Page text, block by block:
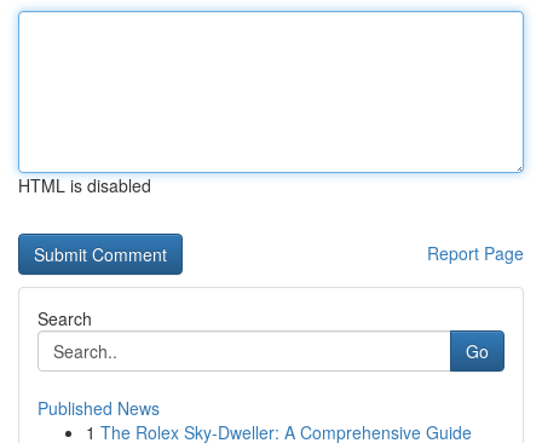
HTML is disabled
Report Page
Search
Go
Published News
1 The Rolex Sky-Dweller: A Comprehensive Guide